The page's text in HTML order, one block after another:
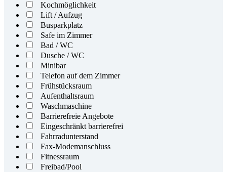
Kochmöglichkeit
Lift / Aufzug
Busparkplatz
Safe im Zimmer
Bad / WC
Dusche / WC
Minibar
Telefon auf dem Zimmer
Frühstücksraum
Aufenthaltsraum
Waschmaschine
Barrierefreie Angebote
Eingeschränkt barrierefrei
Fahrradunterstand
Fax-Modemanschluss
Fitnessraum
Freibad/Pool